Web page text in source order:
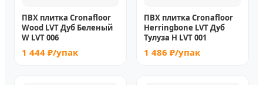
ПВХ плитка Cronafloor
Wood LVT Дуб Беленый
W LVT 006
1 444 ₽/упак
ПВХ плитка Cronafloor
Herringbone LVT Дуб
Тулуза H LVT 001
1 486 ₽/упак